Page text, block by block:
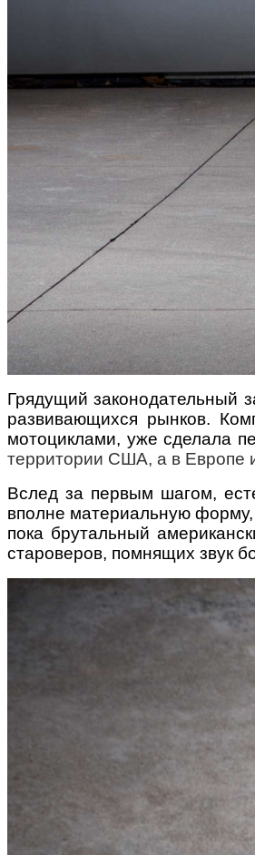
Грядущий законодательный
развивающихся рынков.
мотоциклами, уже сделала
территории США, а в Европе
Вслед за первым шагом,
вполне материальную форму,
пока брутальный
староверов, помнящих звук